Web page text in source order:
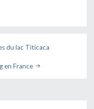
du lac Titicaca
en France